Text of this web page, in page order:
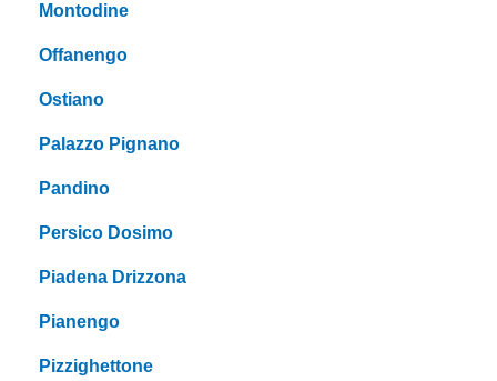
Montodine
Offanengo
Ostiano
Palazzo Pignano
Pandino
Persico Dosimo
Piadena Drizzona
Pianengo
Pizzighettone